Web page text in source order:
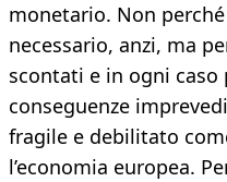
monetario. Non
necessario, anzi, ma
scontati e in ogni
conseguenze
fragile e debilitato
l’economia europea.